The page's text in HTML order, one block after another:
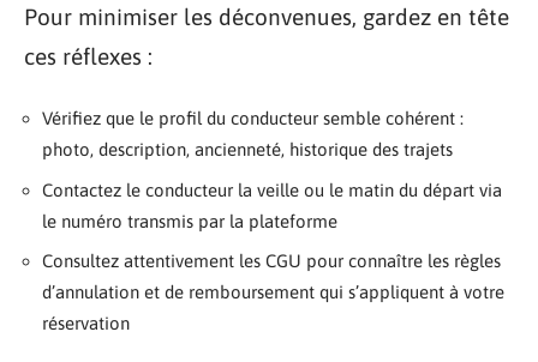
Pour minimiser les déconvenues, gardez en tête
ces réflexes :
Vérifiez que le profil du conducteur semble cohérent :
photo, description, ancienneté, historique des trajets
Contactez le conducteur la veille ou le matin du départ via
le numéro transmis par la plateforme
Consultez attentivement les CGU pour connaître les règles
d’annulation et de remboursement qui s’appliquent à votre
réservation